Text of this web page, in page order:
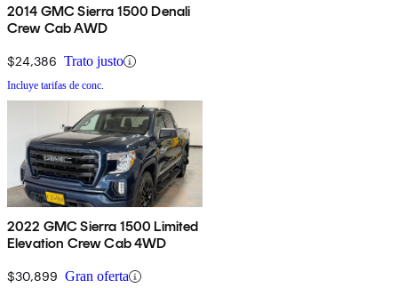
2014 GMC Sierra 1500 Denali
Crew Cab AWD
$24,386 Trato justo
Incluye tarifas de conc.
2022 GMC Sierra 1500 Limited
Elevation Crew Cab 4WD
$30,899 Gran oferta